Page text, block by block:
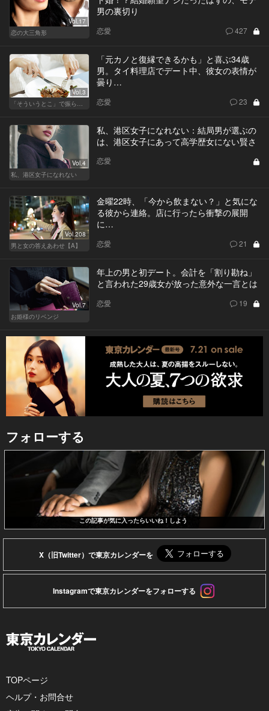
Vol.17
恋の大三角形
男の裏切り
恋愛 427
Vol.3
「元カノと復縁できるかも」と喜ぶ34歳
男。タイ料理店でデート中、彼女の表情が
曇り…
恋愛 23
Vol.4
私、港区女子になれない
私、港区女子になれない：結局男が選ぶの
は、港区女子にあって高学歴女にない賢さ
恋愛
Vol.208
男と女の答えあわせ【A】
金曜22時、「今から飲まない？」と気にな
る彼から連絡。店に行ったら衝撃の展開
に…
恋愛 21
Vol.7
お姫様のリベンジ
年上の男と初デート。会計を「割り勘ね」
と言われた29歳女が放った意外な一言とは
恋愛 19
フォローする
この記事が気に入ったらいいね！しよう
X（旧Twitter）で東京カレンダーを
Instagramで東京カレンダーをフォローする
TOPページ
ヘルプ・お問合せ